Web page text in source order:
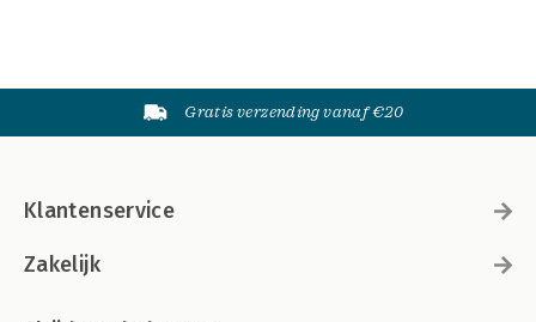
Gratis verzending vanaf €20
Klantenservice
Zakelijk